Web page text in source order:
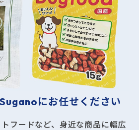
Suganoにお任せください
フードなど、身近な商品に幅広